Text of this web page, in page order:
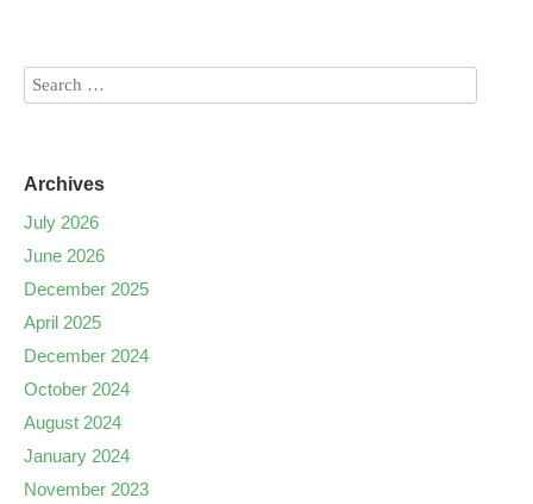
Archives
July 2026
June 2026
December 2025
April 2025
December 2024
October 2024
August 2024
January 2024
November 2023